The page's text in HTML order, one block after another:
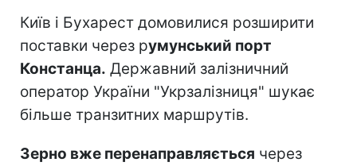
Київ і Бухарест домовилися розширити
поставки через румунський порт
Констанца. Державний залізничний
оператор України "Укрзалізниця" шукає
більше транзитних маршрутів.
Зерно вже перенаправляється через